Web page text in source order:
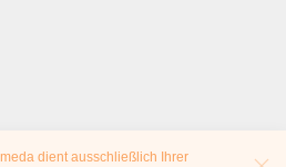
dient ausschließlich Ihrer